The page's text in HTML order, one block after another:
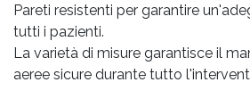
Pareti resistenti per garantire
tutti i pazienti.
La varietà di misure garantisce il
aeree sicure durante tutto